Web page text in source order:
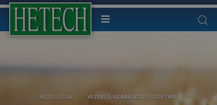
KEZDŐOLDAL / VEZÉRLŐ, SZABÁLYOZÓ SZOFTVER